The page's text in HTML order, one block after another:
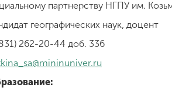
партнерству НГПУ им.
географических наук, доцент
262-20-44 доб. 336